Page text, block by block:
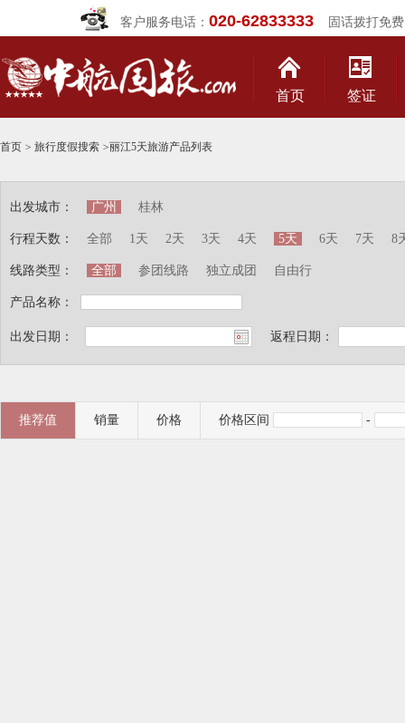
客户服务电话： 020-62833333固话拨打免费
首页 签证
首页 > 旅行度假搜索 >丽江5天旅游产品列表
出发城市：
行程天数：
线路类型：
产品名称：
广州 桂林
全部 1天 2天 3天 4天 5天 6天 7天 8
全部 参团线路 独立成团 自由行
出发日期： 返程日期：
推荐值 销量 价格 价格区间 -